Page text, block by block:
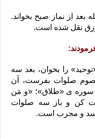
از نماز صبح بخواند.
رزق نقل شده است.
را بخوان، بعد سه
صلوات بفرست، آن
گاه سه بار دو آیه ی شریفه ی ۲ و ۳ سوره ی «طلاق»؛ «و مَن
کن و باز سه صلوات
و مجرب است.